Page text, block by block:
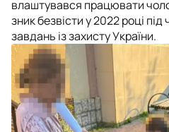
влаштувався працювати
зник безвісти у 2022 році
завдань із захисту України.